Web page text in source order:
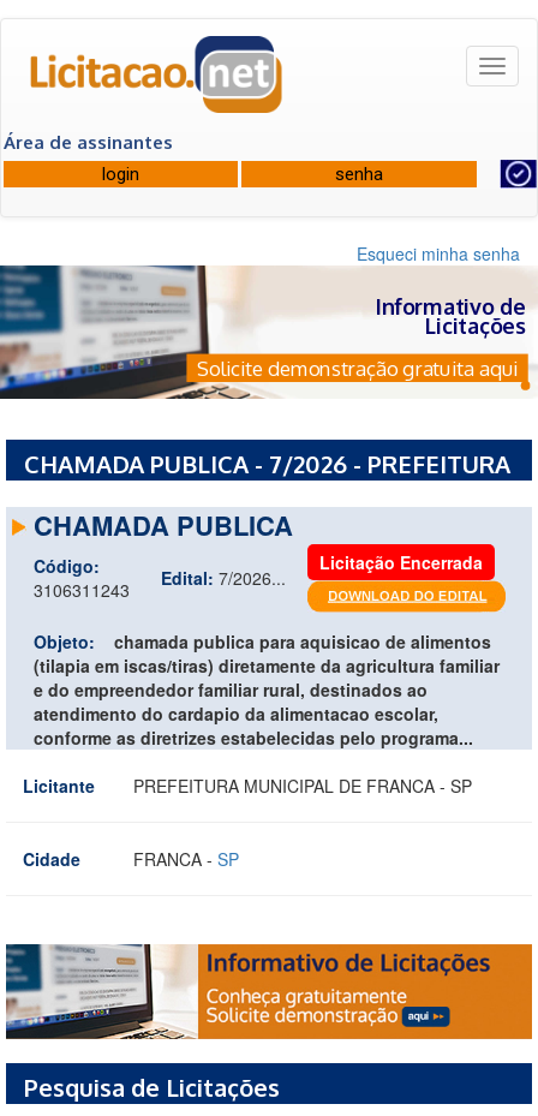
Área de assinantes
Esqueci minha senha
Informativo de
Licitações
Solicite demonstração gratuita aqui
CHAMADA PUBLICA - 7/2026 - PREFEITURA
CHAMADA PUBLICA
Código:
3106311243
Edital: 7/2026...
Licitação Encerrada
Objeto:
chamada publica para aquisicao de alimentos
(tilapia em iscas/tiras) diretamente da agricultura familiar
e do empreendedor familiar rural, destinados ao
atendimento do cardapio da alimentacao escolar,
conforme as diretrizes estabelecidas pelo programa...
Licitante
PREFEITURA MUNICIPAL DE FRANCA - SP
Cidade FRANCA - SP
Pesquisa de Licitações